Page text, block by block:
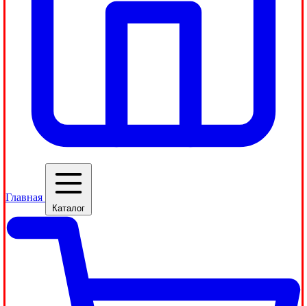
Главная
Каталог